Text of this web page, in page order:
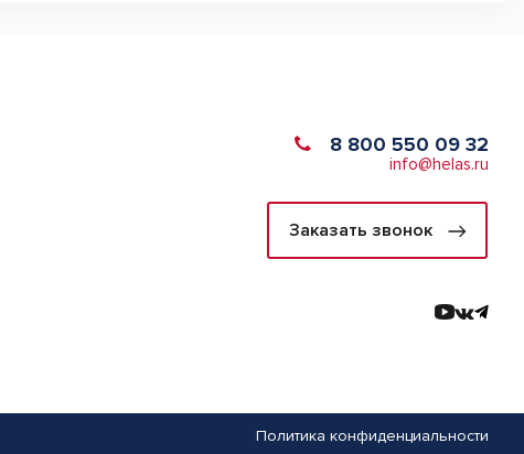
8 800 550 09 32
info@helas.ru
Заказать звонок
Политика конфиденциальности